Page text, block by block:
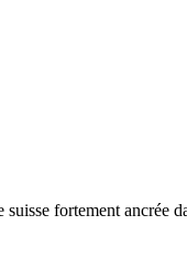
fortement ancrée